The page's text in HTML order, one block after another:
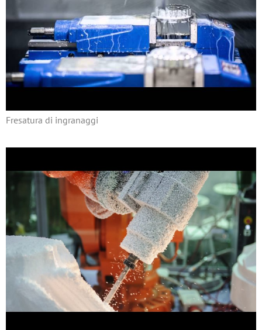
Fresatura di ingranaggi